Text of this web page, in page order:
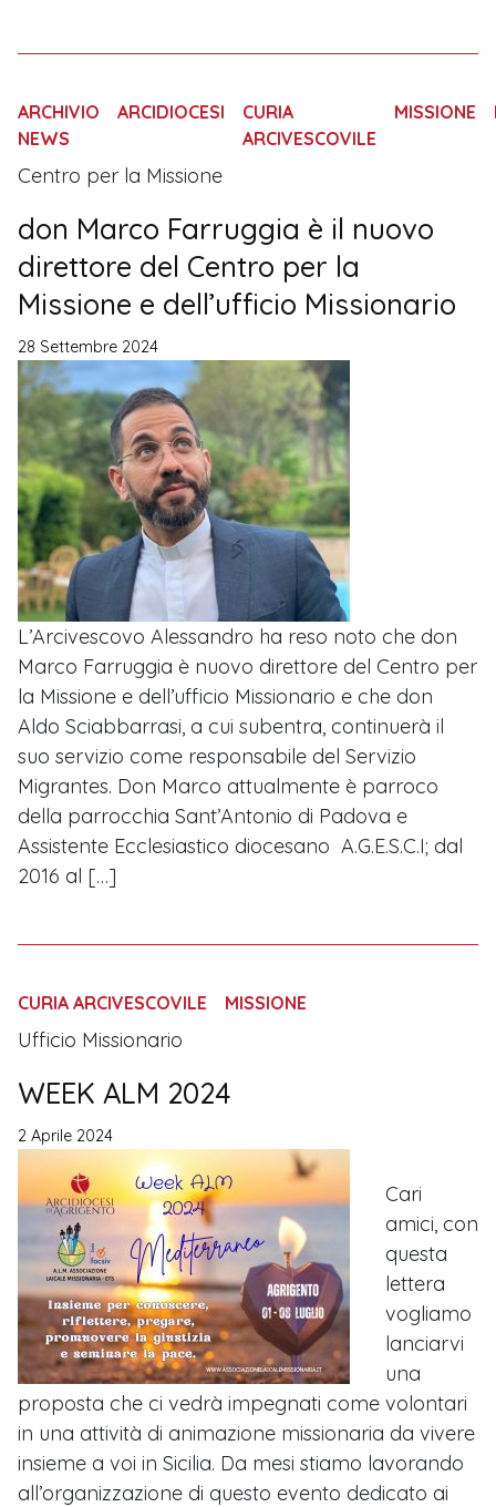
ARCHIVIO
NEWS
ARCIDIOCESI
CURIA
ARCIVESCOVILE
MISSIONE
Centro per la Missione
don Marco Farruggia è il nuovo
direttore del Centro per la
Missione e dell’ufficio Missionario
28 Settembre 2024
L’Arcivescovo Alessandro ha reso noto che don
Marco Farruggia è nuovo direttore del Centro per
la Missione e dell’ufficio Missionario e che don
Aldo Sciabbarrasi, a cui subentra, continuerà il
suo servizio come responsabile del Servizio
Migrantes. Don Marco attualmente è parroco
della parrocchia Sant’Antonio di Padova e
Assistente Ecclesiastico diocesano A.G.E.S.C.I; dal
2016 al […]
CURIA ARCIVESCOVILE MISSIONE
Ufficio Missionario
WEEK ALM 2024
2 Aprile 2024
Cari
amici, con
questa
lettera
vogliamo
lanciarvi
una
proposta che ci vedrà impegnati come volontari
in una attività di animazione missionaria da vivere
insieme a voi in Sicilia. Da mesi stiamo lavorando
all’organizzazione di questo evento dedicato ai